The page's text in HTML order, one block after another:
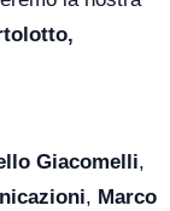
Giacomelli,
, Marco